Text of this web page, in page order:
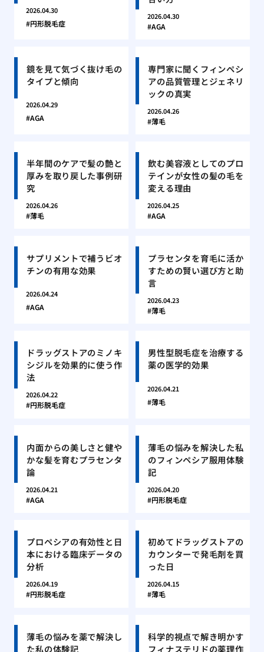
2026.04.30
円形脱毛症
2026.04.30
AGA
鏡を見て気づく抜け毛の
タイプと傾向
2026.04.29
AGA
専門家に聞くフィンペシ
アの品質管理とジェネリ
ックの真実
2026.04.26
薄毛
半年間のケアで髪の艶と
厚みを取り戻した事例研
究
2026.04.26
薄毛
飲む美容液としてのプロ
テインが女性の髪の毛を
変える理由
2026.04.25
AGA
サプリメントで補うビオ
チンの有用な効果
2026.04.24
AGA
プラセンタを育毛に活か
すための賢い選び方と助
言
2026.04.23
薄毛
ドラッグストアのミノキ
シジルを効果的に使う作
法
2026.04.22
円形脱毛症
男性型脱毛症を治療する
薬の医学的効果
2026.04.21
薄毛
内面からの美しさと健や
かな髪を育むプラセンタ
論
2026.04.21
AGA
薄毛の悩みを解決した私
のフィンペシア服用体験
記
2026.04.20
円形脱毛症
プロペシアの有効性と日
本における臨床データの
分析
2026.04.19
円形脱毛症
初めてドラッグストアの
カウンターで発毛剤を買
った日
2026.04.15
薄毛
薄毛の悩みを薬で解決し
た私の体験記
科学的視点で解き明かす
フィナステリドの薬理作